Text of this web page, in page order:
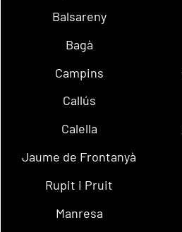
Balsareny
Bagà
Campins
Callús
Calella
Jaume de Frontanyà
Rupit i Pruit
Manresa